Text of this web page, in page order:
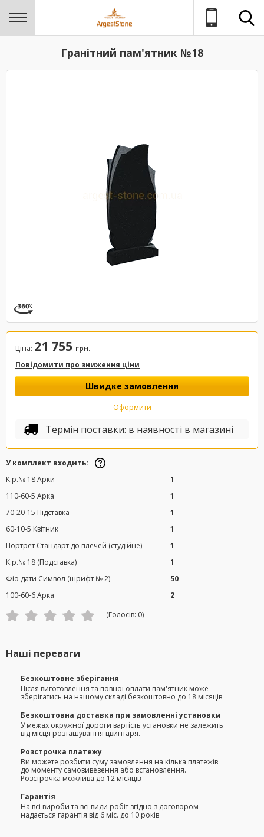
Гранітний пам'ятник №18
Ціна: 21 755 грн.
Повідомити про зниження ціни
Швидке замовлення
Оформити
Термін поставки: в наявності в магазині
У комплект входить:
К.р.№ 18 Арки
1
110-60-5 Арка
1
70-20-15 Підставка
1
60-10-5 Квітник
1
Портрет Стандарт до плечей (студійне)
1
К.р.№ 18 (Подставка)
1
Фіо дати Символ (шрифт № 2)
50
100-60-6 Арка
2
(Голосів: 0)
Наші переваги
Безкоштовне зберігання
Після виготовлення та повної оплати пам'ятник може
зберігатись на нашому складі безкоштовно до 18 місяців
Безкоштовна доставка при замовленні установки
У межах окружної дороги вартість установки не залежить
від місця розташування цвинтаря.
Розстрочка платежу
Ви можете розбити суму замовлення на кілька платежів
до моменту самовивезення або встановлення.
Розстрочка можлива до 12 місяців
Гарантія
На всі вироби та всі види робіт згідно з договором
надається гарантія від 6 міс. до 10 років